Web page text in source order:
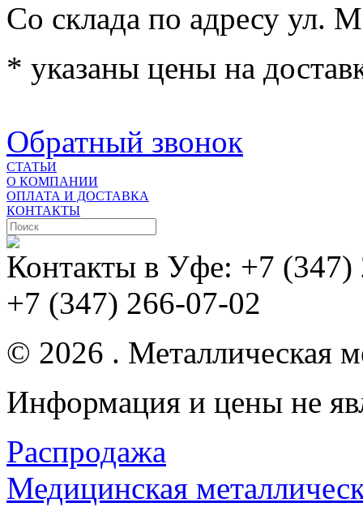
Со склада по адресу ул.
* указаны цены на
Обратный звонок
СТАТЬИ
О КОМПАНИИ
ОПЛАТА И ДОСТАВКА
КОНТАКТЫ
Контакты в Уфе: +7 (347)
+7 (347) 266-07-02
© 2026 . Металлическая
Информация и цены не
Распродажа
Медицинская